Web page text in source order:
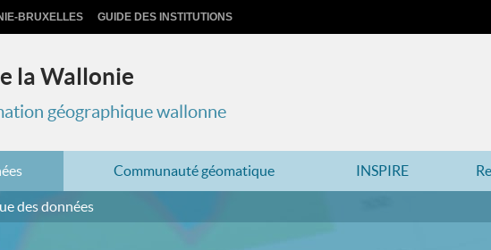
BRUXELLES GUIDE DES INSTITUTIONS
la Wallonie
géographique wallonne
Communauté géomatique INSPIRE
des données